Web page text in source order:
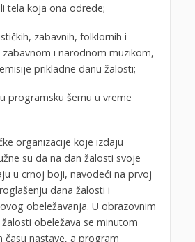
tela koja ona odrede;
zabavnih, folklornih i
i narodnom muzikom,
prikladne danu žalosti;
programsku šemu u vreme
organizacije koje izdaju
su da na dan žalosti svoje
u crnoj boji, navodeći na prvoj
dana žalosti i
obeležavanja. U obrazovnim
obeležava se minutom
času nastave, a program